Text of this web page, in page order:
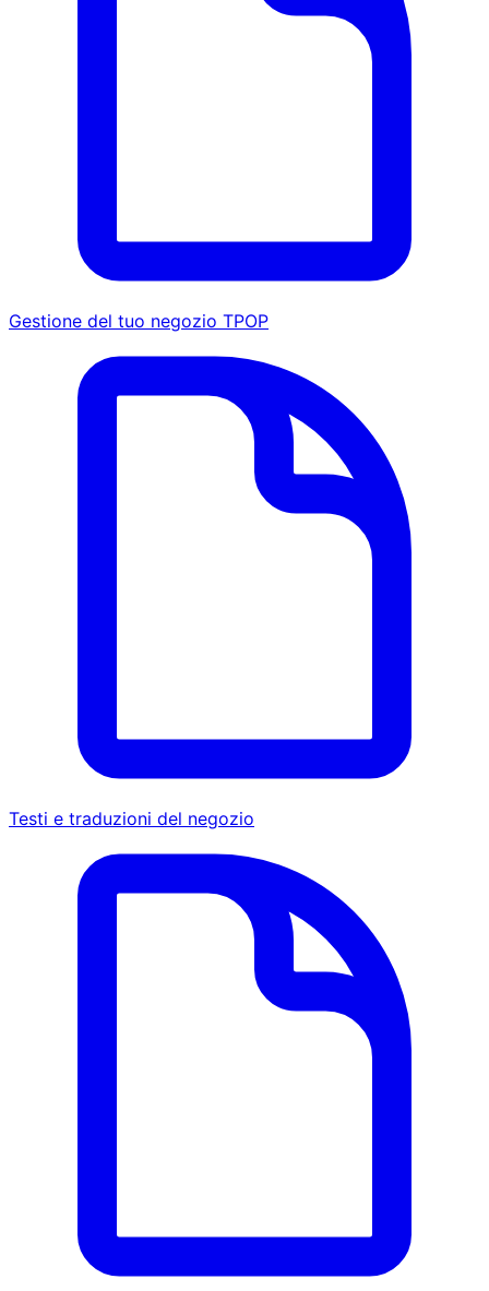
Gestione del tuo negozio TPOP
Testi e traduzioni del negozio